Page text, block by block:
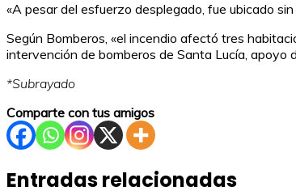
«A pesar del esfuerzo desplegado, fue ubicado
Según Bomberos, «el incendio afectó tres
intervención de bomberos de Santa Lucía,
*Subrayado
Comparte con tus amigos
Entradas relacionadas